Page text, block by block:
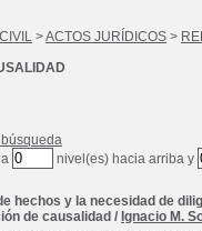
>ACTOS JURÍDICOS >
nivel(es) hacia arriba y
hechos y la necesidad de
de causalidad / Ignacio M.